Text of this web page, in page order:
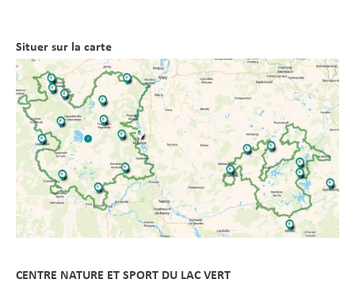
Situer sur la carte
CENTRE NATURE ET SPORT DU LAC VERT